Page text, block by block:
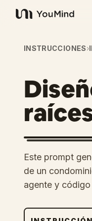
YouMind
INSTRUCCIONES›
Este prompt
de un
agente y código